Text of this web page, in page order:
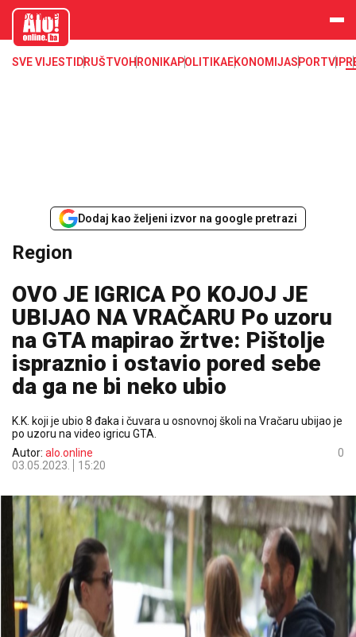
aloonline.b
SVE VIJESTI DRUŠTVOHRONIKAPOLITIKAEKONOMIJASPORTVIP
Dodaj kao željeni izvor na google pretrazi
Region
OVO JE IGRICA PO KOJOJ JE
UBIJAO NA VRAČARU Po uzoru
na GTA mapirao žrtve: Pištolje
ispraznio i ostavio pored sebe
da ga ne bi neko ubio
K.K. koji je ubio 8 đaka i čuvara u osnovnoj školi na Vračaru ubijao je
po uzoru na video igricu GTA.
Autor: alo.online
03.05.2023.
15:20
0